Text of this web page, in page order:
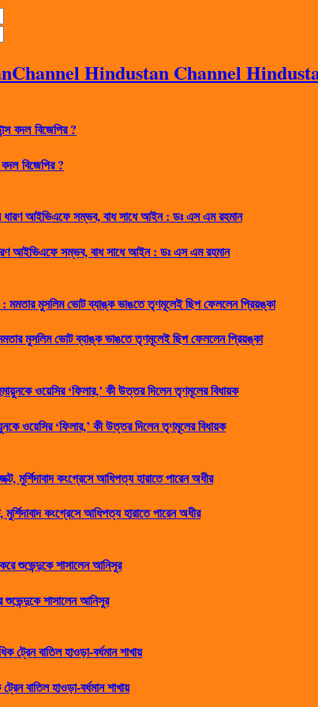
Channel Hindustan Channel
বদল বিজেপির ?
আইভিএফে সম্ভব, বাধ সাধে আইন : ডঃ এস এম রহমান
মুসলিম ভোট ব্যাঙ্ক ভাঙতে তৃণমূলেই ছিপ ফেললেন প্রিয়ঙ্কা
ওয়েসির ‘ফিলার,’ কী উত্তর দিলেন তৃণমূলের বিধায়ক
কংগ্রেসে আধিপত্য হারাতে পারেন অধীর
শাসালেন আনিসুর
বাতিল হাওড়া-বর্ধমান শাখায়